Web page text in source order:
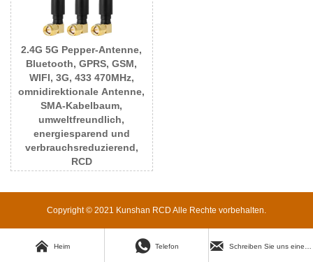
2.4G 5G Pepper-Antenne,
Bluetooth, GPRS, GSM,
WIFI, 3G, 433 470MHz,
omnidirektionale Antenne,
SMA-Kabelbaum,
umweltfreundlich,
energiesparend und
verbrauchsreduzierend,
RCD
Copyright © 2021 Kunshan RCD Alle Rechte vorbehalten.
 Heim  Telefon 